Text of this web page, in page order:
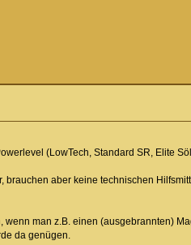
(LowTech, Standard SR, Elite
aber keine technischen
wenn man z.B. einen (ausgebrannten)
da genügen.